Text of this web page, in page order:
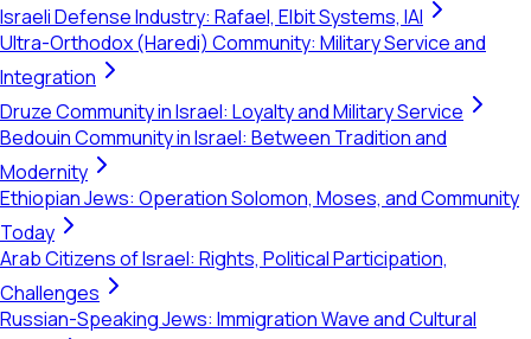
Israeli Defense Industry: Rafael, Elbit Systems, IAI
Ultra-Orthodox (Haredi) Community: Military Service and
Integration
Druze Community in Israel: Loyalty and Military Service
Bedouin Community in Israel: Between Tradition and
Modernity
Ethiopian Jews: Operation Solomon, Moses, and Community
Today
Arab Citizens of Israel: Rights, Political Participation,
Challenges
Russian-Speaking Jews: Immigration Wave and Cultural